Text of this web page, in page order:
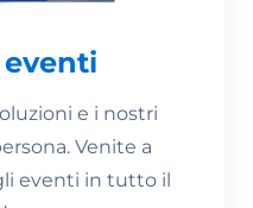
eventi
e i nostri
Venite a
eventi in tutto il